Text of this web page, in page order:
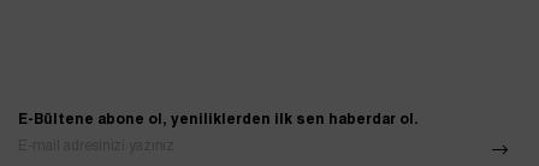
E-Bültene abone ol, yeniliklerden ilk sen haberdar ol.